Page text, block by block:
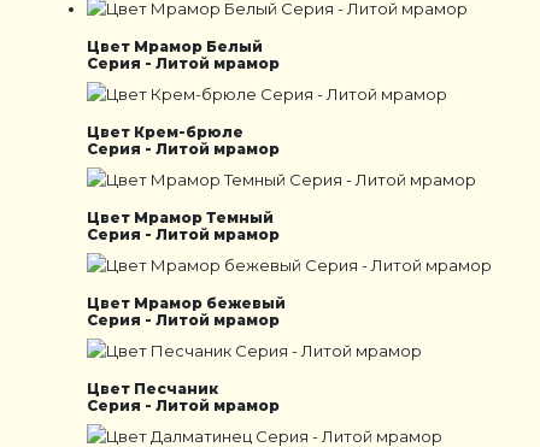
Цвет Мрамор Белый
Серия - Литой мрамор
Цвет Крем-брюле
Серия - Литой мрамор
Цвет Мрамор Темный
Серия - Литой мрамор
Цвет Мрамор бежевый
Серия - Литой мрамор
Цвет Песчаник
Серия - Литой мрамор